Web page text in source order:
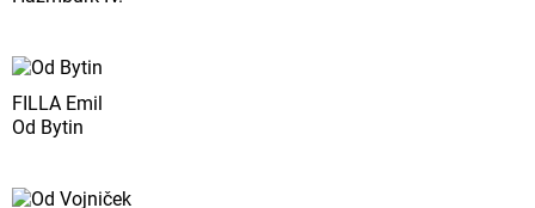
FILLA Emil
Od Bytin